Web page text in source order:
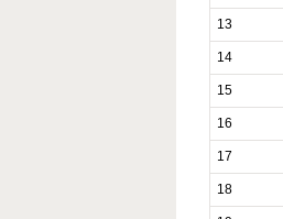
13
14
15
16
17
18